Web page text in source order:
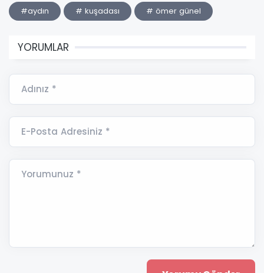
#aydın # kuşadası # ömer günel
YORUMLAR
Adınız *
E-Posta Adresiniz *
Yorumunuz *